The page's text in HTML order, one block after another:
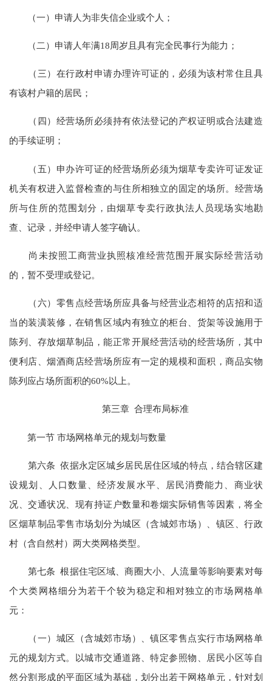
（一）申请人为非失信企业或个人；
（二）申请人年满18周岁且具有完全民事行为能力；
（三）在行政村申请办理许可证的，必须为该村常住且具
有该村户籍的居民；
（四）经营场所必须持有依法登记的产权证明或合法建造
的手续证明；
（五）申办许可证的经营场所必须为烟草专卖许可证发证
机关有权进入监督检查的与住所相独立的固定的场所。经营场
所与住所的范围划分，由烟草专卖行政执法人员现场实地勘
查、记录，并经申请人签字确认。
尚未按照工商营业执照核准经营范围开展实际经营活动
的，暂不受理或登记。
（六）零售点经营场所应具备与经营业态相符的店招和适
当的装潢装修，在销售区域内有独立的柜台、货架等设施用于
陈列、存放烟草制品，能正常开展经营活动的经营场所，其中
便利店、烟酒商店经营场所应有一定的规模和面积，商品实物
陈列应占场所面积的60%以上。
第三章 合理布局标准
第一节 市场网格单元的规划与数量
第六条 依据永定区城乡居民居住区域的特点，结合辖区建
设规划、人口数量、经济发展水平、居民消费能力、商业状
况、交通状况、现有持证户数量和卷烟实际销售等因素，将全
区烟草制品零售市场划分为城区（含城郊市场）、镇区、行政
村（含自然村）两大类网格类型。
第七条 根据住宅区域、商圈大小、人流量等影响要素对每
个大类网格细分为若干个较为稳定和相对独立的市场网格单
元：
（一）城区（含城郊市场）、镇区零售点实行市场网格单
元的规划方式。以城市交通道路、特定参照物、居民小区等自
然分割形成的平面区域为基础，划分出若干网格单元，针对划